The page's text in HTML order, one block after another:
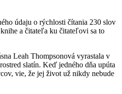
údaju o rýchlosti čítania 230 slov
a čitateľa ku čitateľovi sa to
Leah Thompsonová vyrastala v
slatín. Keď jedného dňa upúta
vie, že jej život už nikdy nebude